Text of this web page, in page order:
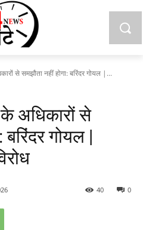
से समझौता नहीं होगा: बरिंदर गोयल |...
के अधिकारों से
बरिंदर गोयल |
0
40